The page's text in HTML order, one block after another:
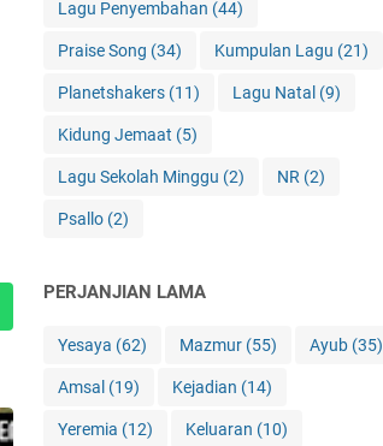
Lagu Penyembahan (44)
Praise Song (34) Kumpulan Lagu (21)
Planetshakers (11) Lagu Natal (9)
Kidung Jemaat (5)
Lagu Sekolah Minggu (2) NR (2)
Psallo (2)
PERJANJIAN LAMA
Yesaya (62) Mazmur (55) Ayub (35)
Amsal (19) Kejadian (14)
Yeremia (12) Keluaran (10)